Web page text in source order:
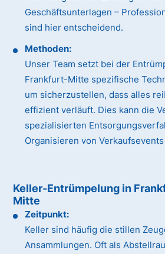
Geschäftsunterlagen –
sind hier entscheidend.
Methoden:
Unser Team setzt bei der
Frankfurt-Mitte spezifische
um sicherzustellen, dass alles
effizient verläuft. Dies kann die
spezialisierten
Organisieren von
Keller-Entrümpelung in
Mitte
Zeitpunkt:
Keller sind häufig die stillen
Ansammlungen. Oft als